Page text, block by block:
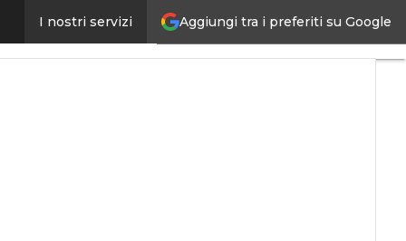
Aggiungi tra i preferiti su Google
I nostri servizi